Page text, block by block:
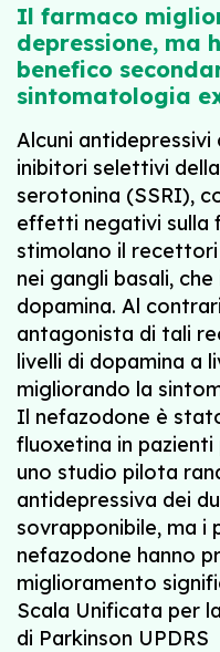
Il farmaco
depressione, ma
benefico
sintomatologia
Alcuni
inibitori selettivi
serotonina (SSRI),
effetti negativi sulla
stimolano il
nei gangli basali,
dopamina. Al
antagonista di tali
livelli di dopamina a
migliorando la
Il nefazodone è
fluoxetina in pazienti
uno studio pilota
antidepressiva dei
sovrapponibile, ma
nefazodone hanno
miglioramento
Scala Unificata per
di Parkinson UPDRS